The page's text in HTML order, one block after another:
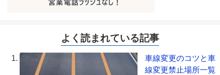
よく読まれている記事
車線変更のコツと車
線変更禁止場所一覧